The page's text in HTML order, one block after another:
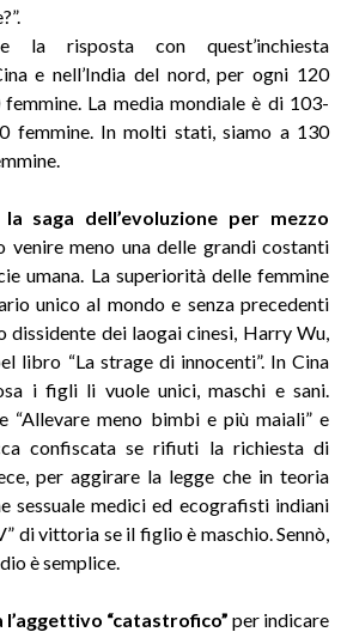
la risposta con quest’inchiesta
e nell’India del nord, per ogni 120
La media mondiale è di 103-
femmine. In molti stati, siamo a 130
saga dell’evoluzione per mezzo
venire meno una delle grandi costanti
umana. La superiorità delle femmine
unico al mondo e senza precedenti
dissidente dei laogai cinesi, Harry Wu,
libro “La strage di innocenti”. In Cina
i figli li vuole unici, maschi e sani.
“Allevare meno bimbi e più maiali” e
confiscata se rifiuti la richiesta di
per aggirare la legge che in teoria
sessuale medici ed ecografisti indiani
di vittoria se il figlio è maschio. Sennò,
è semplice.
l’aggettivo “catastrofico” per indicare